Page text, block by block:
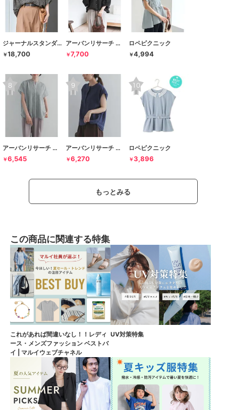
ジャーナルスタンダード レサージュ
￥18,700
アーバンリサーチ ドアーズ
￥7,700
ロペピクニック
￥4,994
アーバンリサーチ ドアーズ
￥6,545
アーバンリサーチ ドアーズ
￥6,270
ロペピクニック
￥3,896
もっとみる
この商品に関連する特集
これがあれば間違いなし！！レディ
ース・メンズファッション ベストバ
イ | マルイウェブチャネル
UV対策特集